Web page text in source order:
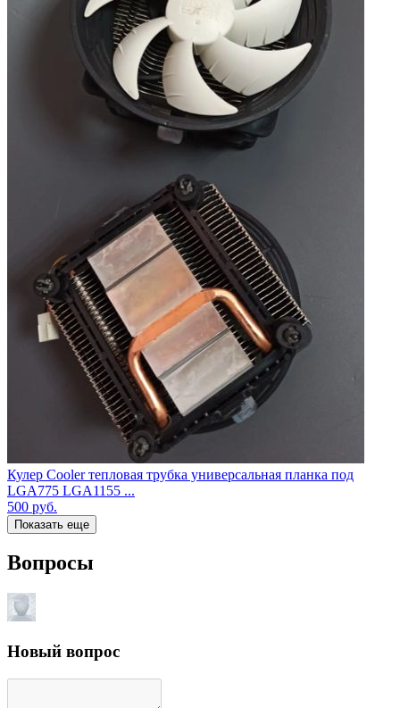
Кулер Cooler тепловая трубка универсальная планка под
LGA775 LGA1155 ...
500 руб.
Показать еще
Вопросы
Новый вопрос